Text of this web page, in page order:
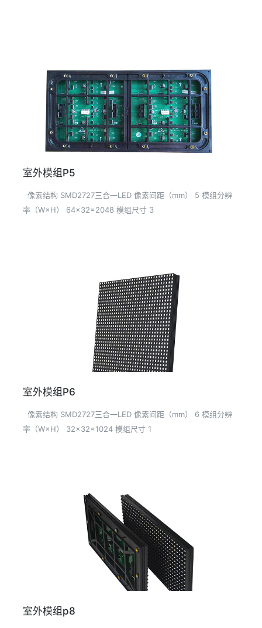
室外模组P5
像素结构 SMD2727三合一LED 像素间距（mm） 5 模组分辨
率（W×H） 64×32=2048 模组尺寸 3
室外模组P6
像素结构 SMD2727三合一LED 像素间距（mm） 6 模组分辨
率（W×H） 32×32=1024 模组尺寸 1
室外模组p8